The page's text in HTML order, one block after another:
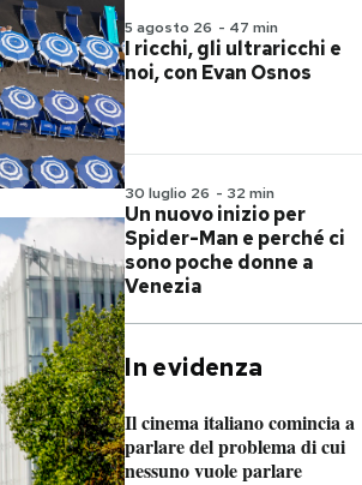
5 agosto 26 - 47 min
I ricchi, gli ultraricchi e
noi, con Evan Osnos
30 luglio 26 - 32 min
Un nuovo inizio per
Spider-Man e perché ci
sono poche donne a
Venezia
In evidenza
Il cinema italiano comincia a
parlare del problema di cui
nessuno vuole parlare